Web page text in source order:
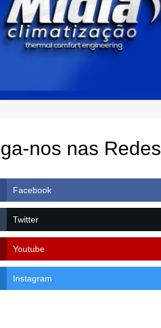
nos nas Redes
Facebook
Twitter
Youtube
Instagram